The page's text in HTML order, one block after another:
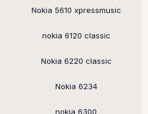
Nokia 5610 xpressmusic
nokia 6120 classic
Nokia 6220 classic
Nokia 6234
nokia 6300